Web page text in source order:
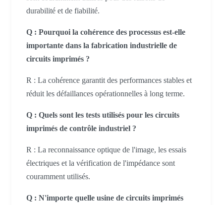
durabilité et de fiabilité.
Q : Pourquoi la cohérence des processus est-elle
importante dans la fabrication industrielle de
circuits imprimés ?
R : La cohérence garantit des performances stables et
réduit les défaillances opérationnelles à long terme.
Q : Quels sont les tests utilisés pour les circuits
imprimés de contrôle industriel ?
R : La reconnaissance optique de l'image, les essais
électriques et la vérification de l'impédance sont
couramment utilisés.
Q : N'importe quelle usine de circuits imprimés